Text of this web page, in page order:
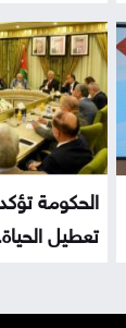
الحكومة
تعطيل